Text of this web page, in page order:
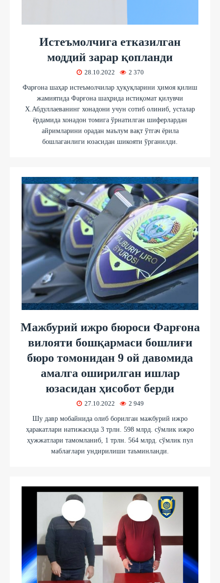
Истеъмолчига етказилган
моддий зарар қопланди
28.10.2022 2 370
Фарғона шаҳар истеъмолчилар ҳуқуқларини ҳимоя қилиш
жамиятида Фарғона шаҳрида истиқомат қилувчи
Х.Абдуллаеванинг хонадони учун сотиб олиниб, усталар
ёрдамида хонадон томига ўрнатилган шиферлардан
айримларини орадан маълум вақт ўтгач ёрила
бошлаганлиги юзасидан шикояти ўрганилди.
Мажбурий ижро бюроси Фарғона
вилояти бошқармаси бошлиғи
бюро томонидан 9 ой давомида
амалга оширилган ишлар
юзасидан ҳисобот берди
27.10.2022 2 949
Шу давр мобайнида олиб борилган мажбурий ижро
ҳаракатлари натижасида 3 трлн. 598 млрд. сўмлик ижро
ҳужжатлари тамомланиб, 1 трлн. 564 млрд. сўмлик пул
маблағлари ундирилиши таъминланди.